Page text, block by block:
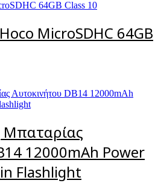
MicroSDHC 64GB
Μπαταρίας
12000mAh Power
Flashlight